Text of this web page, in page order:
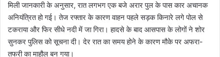
मिली जानकारी के अनुसार, रात लगभग एक बजे अरार पुल के पास कार अचानक
अनियंत्रित हो गई। तेज रफ्तार के कारण वाहन पहले सड़क किनारे लगे पोल से
टकराया और फिर सीधे नदी में जा गिरा। हादसे के बाद आसपास के लोगों ने शोर
सुनकर पुलिस को सूचना दी। देर रात का समय होने के कारण मौके पर अफरा-
तफरी का माहौल बन गया।